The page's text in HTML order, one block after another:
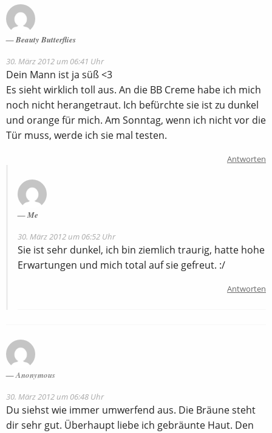
Beauty Butterflies
30. März 2012 um 06:41 Uhr
Dein Mann ist ja süß <3
Es sieht wirklich toll aus. An die BB Creme habe ich mich
noch nicht herangetraut. Ich befürchte sie ist zu dunkel
und orange für mich. Am Sonntag, wenn ich nicht vor die
Tür muss, werde ich sie mal testen.
Antworten
Me
30. März 2012 um 06:52 Uhr
Sie ist sehr dunkel, ich bin ziemlich traurig, hatte hohe
Erwartungen und mich total auf sie gefreut. :/
Antworten
Anonymous
30. März 2012 um 06:48 Uhr
Du siehst wie immer umwerfend aus. Die Bräune steht
dir sehr gut. Überhaupt liebe ich gebräunte Haut. Den